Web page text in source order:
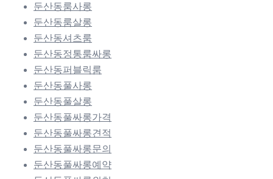
둔산동룸사롱
둔산동룸살롱
둔산동셔츠룸
둔산동정통룸싸롱
둔산동퍼블릭룸
둔산동풀사롱
둔산동풀살롱
둔산동풀싸롱가격
둔산동풀싸롱견적
둔산동풀싸롱문의
둔산동풀싸롱예약